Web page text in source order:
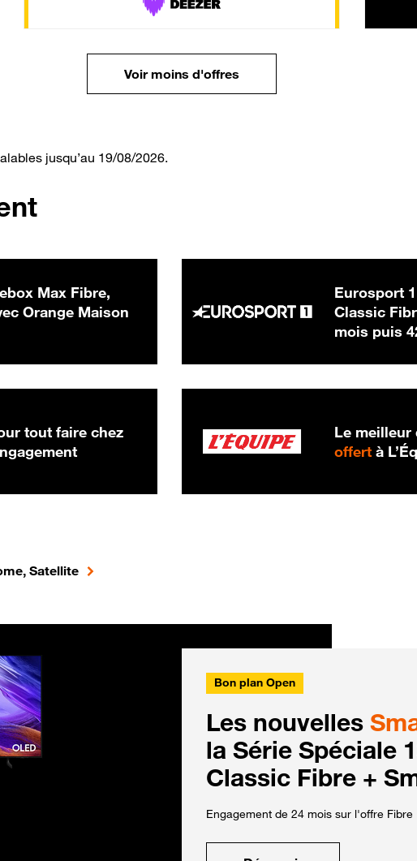
Voir moins d'offres
jusqu’au 19/08/2026.
Max Fibre,
€ par mois
Orange Maison
Eurosport
Classic
mois puis
tout faire chez
Le meilleur
offert à
Satellite
Bon plan Open
Les nouvelles
la Série Spéciale
Classic Fibre +
Engagement de 24 mois sur l'offre Fibre